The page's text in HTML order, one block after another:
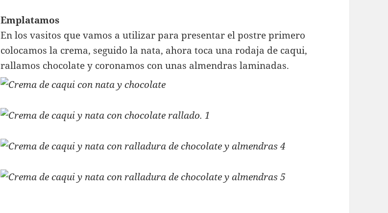
Emplatamos
En los vasitos que vamos a utilizar para presentar el postre primero
colocamos la crema, seguido la nata, ahora toca una rodaja de caqui,
rallamos chocolate y coronamos con unas almendras laminadas.